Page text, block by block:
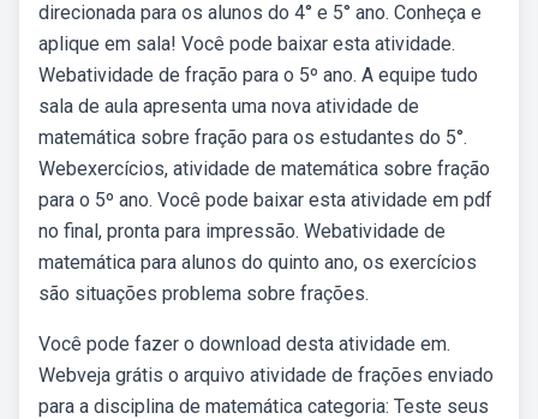
direcionada para os alunos do 4° e 5° ano. Conheça e
aplique em sala! Você pode baixar esta atividade.
Webatividade de fração para o 5º ano. A equipe tudo
sala de aula apresenta uma nova atividade de
matemática sobre fração para os estudantes do 5°.
Webexercícios, atividade de matemática sobre fração
para o 5º ano. Você pode baixar esta atividade em pdf
no final, pronta para impressão. Webatividade de
matemática para alunos do quinto ano, os exercícios
são situações problema sobre frações.
Você pode fazer o download desta atividade em.
Webveja grátis o arquivo atividade de frações enviado
para a disciplina de matemática categoria: Teste seus